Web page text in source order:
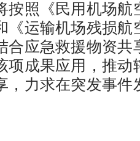
照《民用机场航
《运输机场残损航
合应急救援物资共
项成果应用，推动
，力求在突发事件